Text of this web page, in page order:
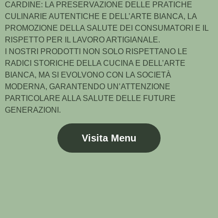
CARDINE: LA PRESERVAZIONE DELLE PRATICHE
CULINARIE AUTENTICHE E DELL’ARTE BIANCA, LA
PROMOZIONE DELLA SALUTE DEI CONSUMATORI E IL
RISPETTO PER IL LAVORO ARTIGIANALE.
I NOSTRI PRODOTTI NON SOLO RISPETTANO LE
RADICI STORICHE DELLA CUCINA E DELL’ARTE
BIANCA, MA SI EVOLVONO CON LA SOCIETÀ
MODERNA, GARANTENDO UN’ATTENZIONE
PARTICOLARE ALLA SALUTE DELLE FUTURE
GENERAZIONI.
Visita Menu